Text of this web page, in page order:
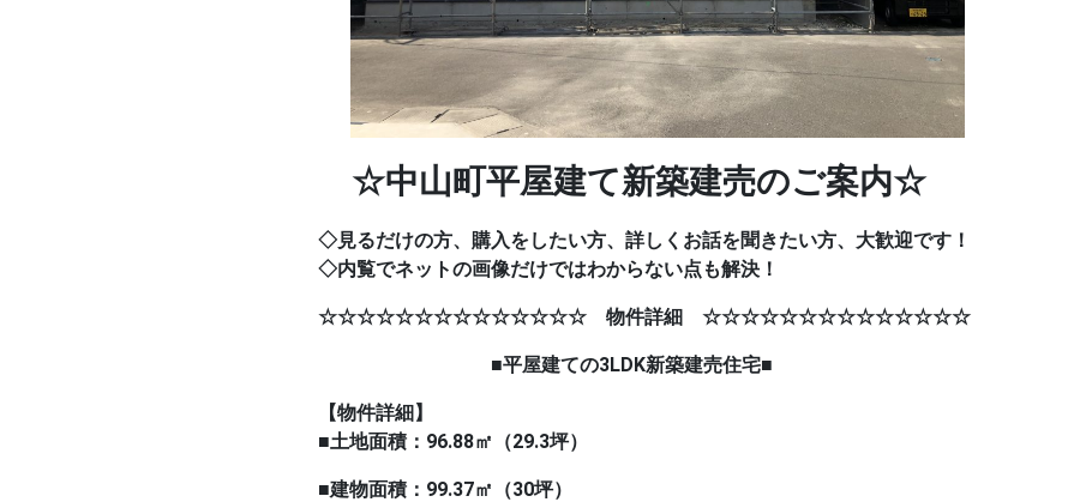
☆中山町平屋建て新築建売のご案内☆
◇見るだけの方、購入をしたい方、詳しくお話を聞きたい方、大歓迎です！
◇内覧でネットの画像だけではわからない点も解決！
☆☆☆☆☆☆☆☆☆☆☆☆☆☆ 物件詳細 ☆☆☆☆☆☆☆☆☆☆☆☆☆☆
■平屋建ての3LDK新築建売住宅■
【物件詳細】
■土地面積：96.88㎡ （29.3坪）
■建物面積：99.37㎡（30坪）